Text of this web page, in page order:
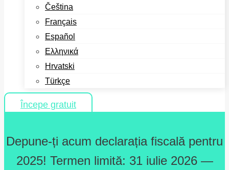
Čeština
Français
Español
Ελληνικά
Hrvatski
Türkçe
Începe gratuit
Depune-ți acum declarația fiscală pentru
2025! Termen limită: 31 iulie 2026 —